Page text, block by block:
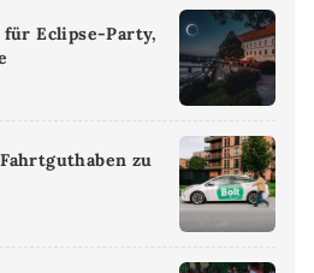
Eclipse-Party,
zu